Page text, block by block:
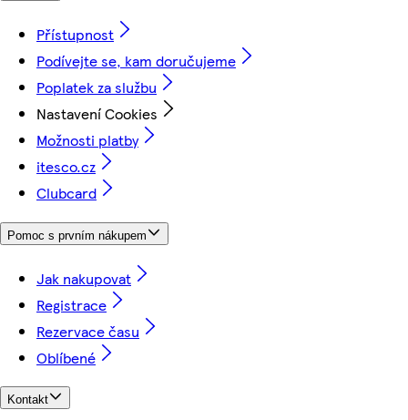
Přístupnost
Podívejte se, kam doručujeme
Poplatek za službu
Nastavení Cookies
Možnosti platby
itesco.cz
Clubcard
Pomoc s prvním nákupem
Jak nakupovat
Registrace
Rezervace času
Oblíbené
Kontakt